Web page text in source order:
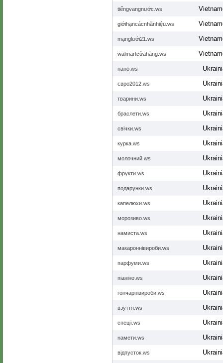
tiếngvangnước.ws
giớihạncácnhãnhiệu.ws
mạnglưới21.ws
walmartcửahàng.ws
нано.ws
євро2012.ws
тварини.ws
браслети.ws
свічки.ws
курка.ws
молочний.ws
фрукти.ws
подарунки.ws
капелюхи.ws
морозиво.ws
намиста.ws
макароннівироби.ws
парфуми.ws
піаніно.ws
гончарнівироби.ws
взуття.ws
спеції.ws
намети.ws
відпусток.ws